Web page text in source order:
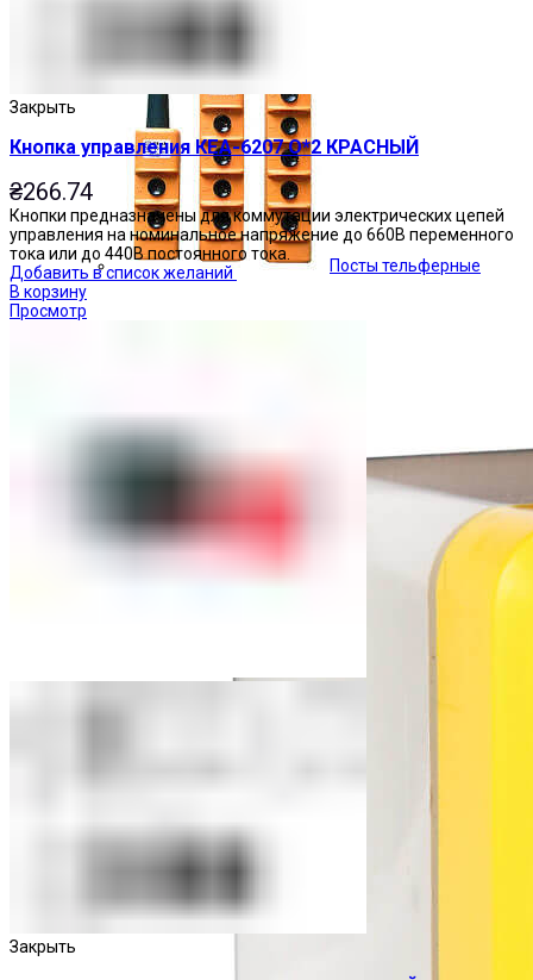
Посты тельферные
Закрыть
Кнопка управления КЕА-6207 О*2 КРАСНЫЙ
₴266.74
Кнопки предназначены для коммутации электрических цепей
управления на номинальное напряжение до 660В переменного
тока или до 440В постоянного тока.
Добавить в список желаний
В корзину
Просмотр
Закрыть